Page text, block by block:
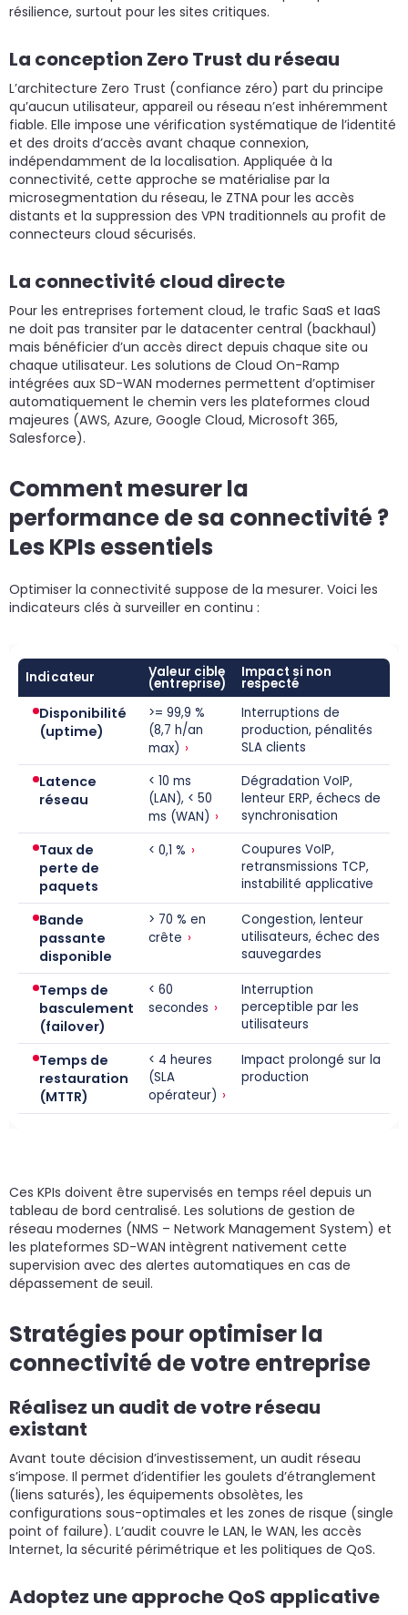
résilience, surtout pour les sites critiques.
La conception Zero Trust du réseau
L’architecture Zero Trust (confiance zéro) part du principe
qu’aucun utilisateur, appareil ou réseau n’est inhéremment
fiable. Elle impose une vérification systématique de l’identité
et des droits d’accès avant chaque connexion,
indépendamment de la localisation. Appliquée à la
connectivité, cette approche se matérialise par la
microsegmentation du réseau, le ZTNA pour les accès
distants et la suppression des VPN traditionnels au profit de
connecteurs cloud sécurisés.
La connectivité cloud directe
Pour les entreprises fortement cloud, le trafic SaaS et IaaS
ne doit pas transiter par le datacenter central (backhaul)
mais bénéficier d’un accès direct depuis chaque site ou
chaque utilisateur. Les solutions de Cloud On-Ramp
intégrées aux SD-WAN modernes permettent d’optimiser
automatiquement le chemin vers les plateformes cloud
majeures (AWS, Azure, Google Cloud, Microsoft 365,
Salesforce).
Comment mesurer la
performance de sa connectivité ?
Les KPIs essentiels
Optimiser la connectivité suppose de la mesurer. Voici les
indicateurs clés à surveiller en continu :
Indicateur Valeur cible
(entreprise)
Impact si non
respecté
Disponibilité
(uptime)
>= 99,9 %
(8,7 h/an
max) ›
Interruptions de
production, pénalités
SLA clients
Latence
réseau
< 10 ms
(LAN), < 50
ms (WAN) ›
Dégradation VoIP,
lenteur ERP, échecs de
synchronisation
Taux de
perte de
paquets
< 0,1 % ›
Coupures VoIP,
retransmissions TCP,
instabilité applicative
Bande
passante
disponible
> 70 % en
crête ›
Congestion, lenteur
utilisateurs, échec des
sauvegardes
Temps de
basculement
(failover)
< 60
secondes ›
Interruption
perceptible par les
utilisateurs
Temps de
restauration
(MTTR)
< 4 heures
(SLA
opérateur) ›
Impact prolongé sur la
production
Ces KPIs doivent être supervisés en temps réel depuis un
tableau de bord centralisé. Les solutions de gestion de
réseau modernes (NMS – Network Management System) et
les plateformes SD-WAN intègrent nativement cette
supervision avec des alertes automatiques en cas de
dépassement de seuil.
Stratégies pour optimiser la
connectivité de votre entreprise
Réalisez un audit de votre réseau
existant
Avant toute décision d’investissement, un audit réseau
s’impose. Il permet d’identifier les goulets d’étranglement
(liens saturés), les équipements obsolètes, les
configurations sous-optimales et les zones de risque (single
point of failure). L’audit couvre le LAN, le WAN, les accès
Internet, la sécurité périmétrique et les politiques de QoS.
Adoptez une approche QoS applicative